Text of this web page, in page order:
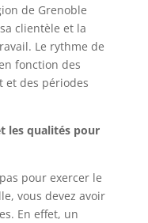
de Grenoble
clientèle et la
Le rythme de
fonction des
et des périodes
les qualités pour
pour exercer le
vous devez avoir
En effet, un